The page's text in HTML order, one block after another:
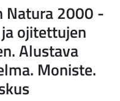
Natura 2000 -
ojitettujen
Alustava
Moniste.